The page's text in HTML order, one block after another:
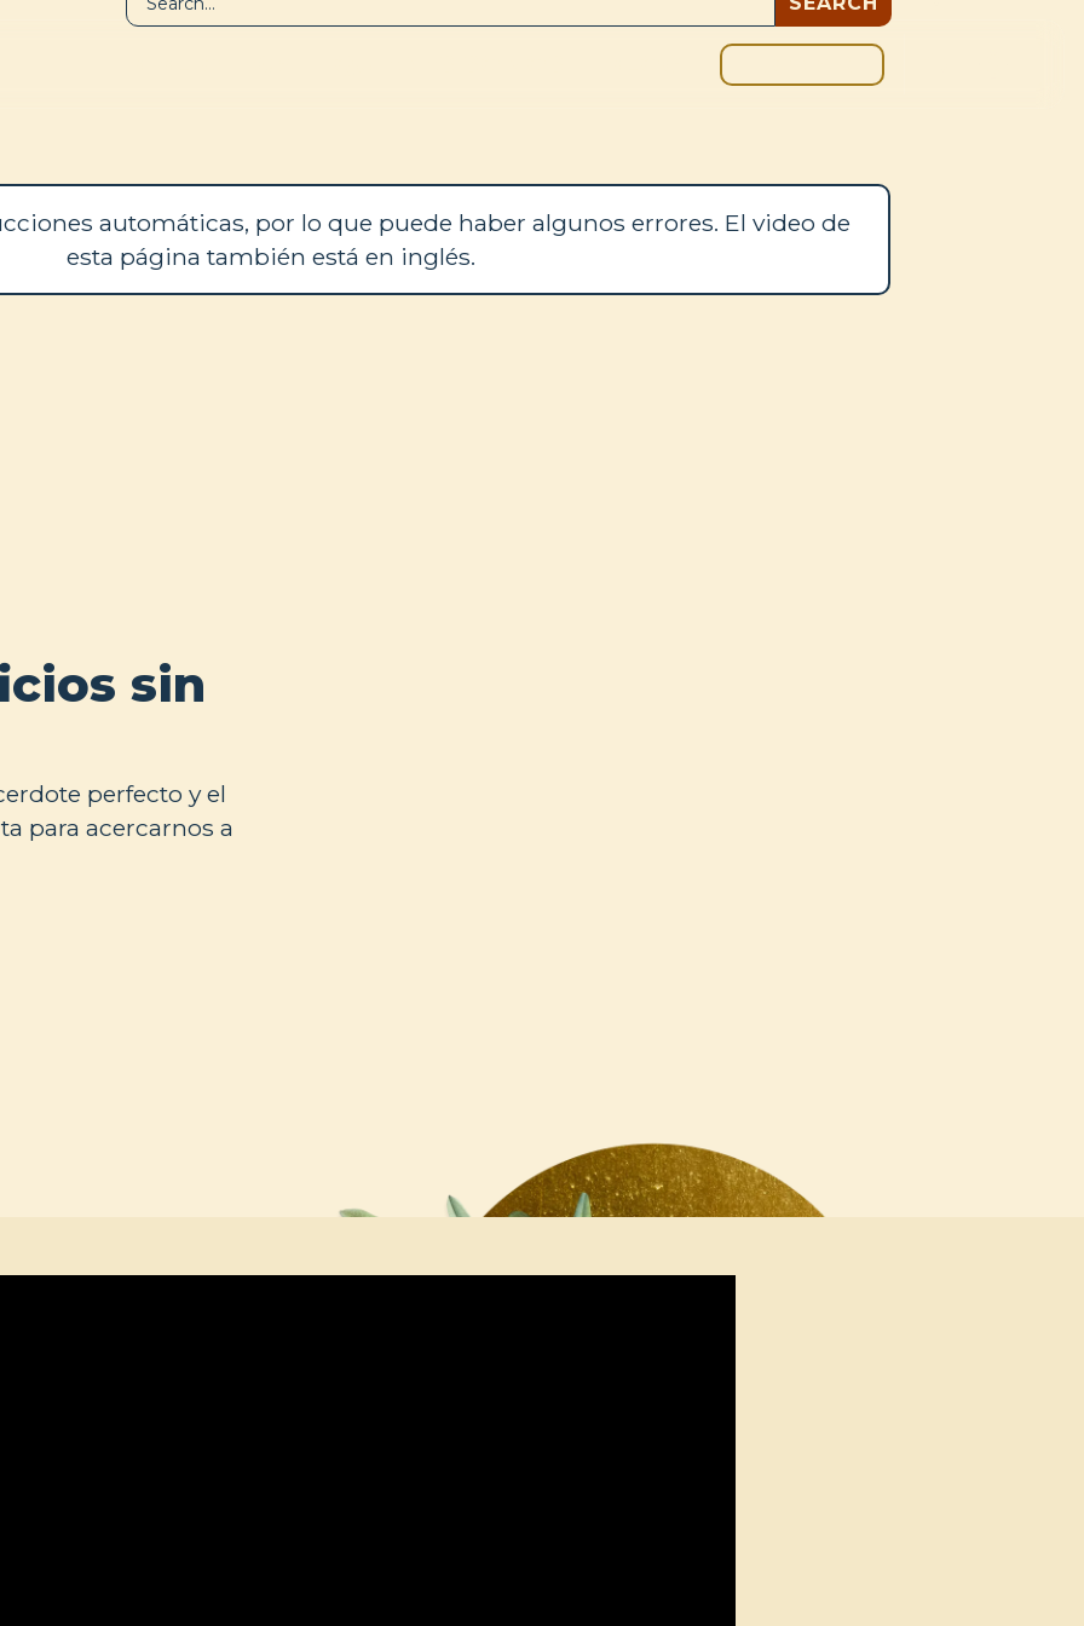
automáticas, por lo que puede haber algunos errores. El video de
esta página también está en inglés.
sin
perfecto y el
para acercarnos a